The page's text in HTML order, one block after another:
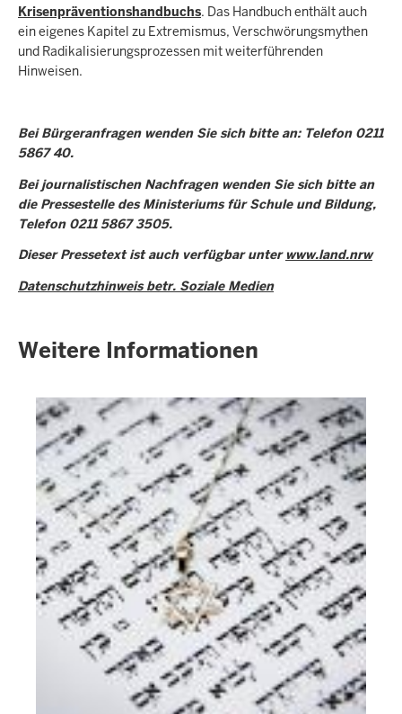
Krisenpräventionshandbuchs. Das Handbuch enthält auch
ein eigenes Kapitel zu Extremismus, Verschwörungsmythen
und Radikalisierungsprozessen mit weiterführenden
Hinweisen.
Bei Bürgeranfragen wenden Sie sich bitte an: Telefon 0211
5867 40.
Bei journalistischen Nachfragen wenden Sie sich bitte an
die Pressestelle des Ministeriums für Schule und Bildung,
Telefon 0211 5867 3505.
Dieser Pressetext ist auch verfügbar unter www.land.nrw
Datenschutzhinweis betr. Soziale Medien
Weitere Informationen